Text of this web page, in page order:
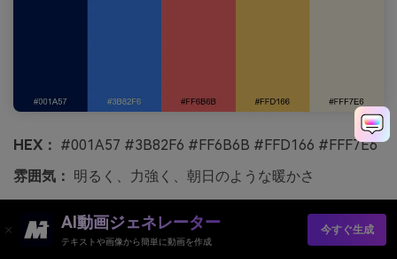
HEX： #001A57 #3B82F6 #FF6B6B #FFD166 #FFF7E6
雰囲気： 明るく、力強く、朝日のような暖かさ
ブランドグラフィック
AI動画ジェネレーター
テキストや画像から簡単に動画を作成
今すぐ生成